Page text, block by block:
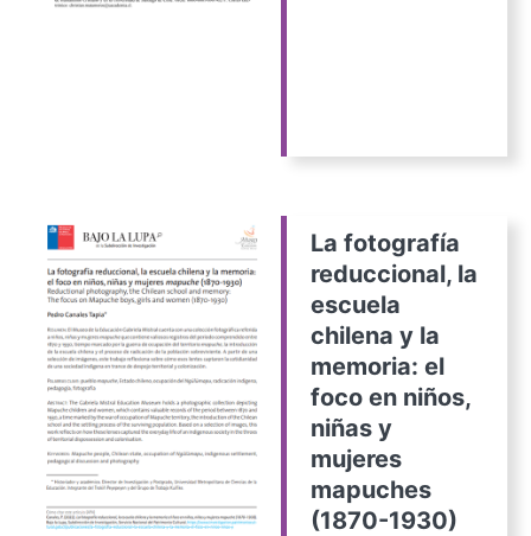
La fotografía
reduccional, la
escuela
chilena y la
memoria: el
foco en niños,
niñas y
mujeres
mapuches
(1870-1930)